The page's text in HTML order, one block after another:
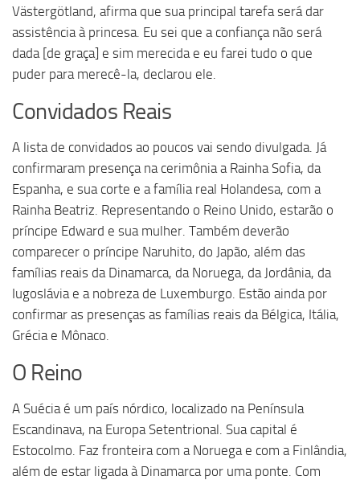
Västergötland, afirma que sua principal tarefa será dar
assistência à princesa. Eu sei que a confiança não será
dada [de graça] e sim merecida e eu farei tudo o que
puder para merecê-la, declarou ele.
Convidados Reais
A lista de convidados ao poucos vai sendo divulgada. Já
confirmaram presença na cerimônia a Rainha Sofia, da
Espanha, e sua corte e a família real Holandesa, com a
Rainha Beatriz. Representando o Reino Unido, estarão o
príncipe Edward e sua mulher. Também deverão
comparecer o príncipe Naruhito, do Japão, além das
famílias reais da Dinamarca, da Noruega, da Jordânia, da
Iugoslávia e a nobreza de Luxemburgo. Estão ainda por
confirmar as presenças as famílias reais da Bélgica, Itália,
Grécia e Mônaco.
O Reino
A Suécia é um país nórdico, localizado na Península
Escandinava, na Europa Setentrional. Sua capital é
Estocolmo. Faz fronteira com a Noruega e com a Finlândia,
além de estar ligada à Dinamarca por uma ponte. Com